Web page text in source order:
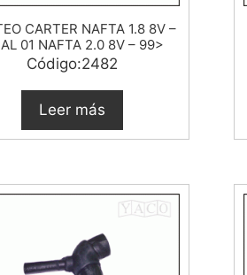
CARTER NAFTA 1.8 8V –
01 NAFTA 2.0 8V – 99>
Código:2482
Leer más